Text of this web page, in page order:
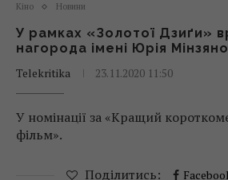
Кіно Новини
У рамках «Золотої Дзиґи»
нагорода імені Юрія
Telekritika
23.11.2020 11:50
У номінації за «Кращий
фільм».
Поділитись: